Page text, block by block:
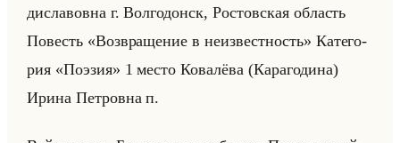
ди­сла­вов­на г. Вол­го­донск, Ро­стов­ская об­ласть
По­весть «Возвращение в неизвестность» Ка­те­го­
рия «Поэзия» 1 место Ко­ва­лё­ва (Ка­ра­го­ди­на)
Ирина Пет­ров­на п.